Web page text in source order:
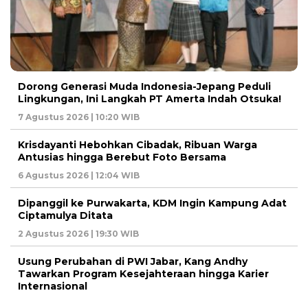
Dorong Generasi Muda Indonesia-Jepang Peduli
Lingkungan, Ini Langkah PT Amerta Indah Otsuka!
7 Agustus 2026 | 10:20 WIB
Krisdayanti Hebohkan Cibadak, Ribuan Warga
Antusias hingga Berebut Foto Bersama
6 Agustus 2026 | 12:04 WIB
Dipanggil ke Purwakarta, KDM Ingin Kampung Adat
Ciptamulya Ditata
2 Agustus 2026 | 19:30 WIB
Usung Perubahan di PWI Jabar, Kang Andhy
Tawarkan Program Kesejahteraan hingga Karier
Internasional